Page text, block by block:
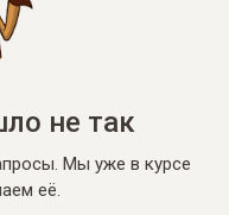
не так
Мы уже в курсе
её.